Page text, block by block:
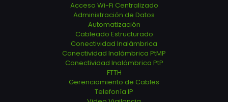
Acceso Wi-Fi Centralizado
Administración de Datos
Automatización
Cableado Estructurado
Conectividad Inalámbrica
Conectividad Inalámbrica PtMP
Conectividad Inalámbrica PtP
FTTH
Gerenciamiento de Cables
Telefonía IP